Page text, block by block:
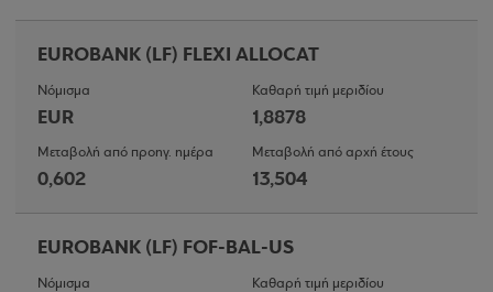
EUROBANK (LF) FLEXI ALLOCAT
Νόμισμα
EUR
Καθαρή τιμή μεριδίου
1,8878
Μεταβολή από προηγ. ημέρα
0,602
Μεταβολή από αρχή έτους
13,504
EUROBANK (LF) FOF-BAL-US
Νόμισμα Καθαρή τιμή μεριδίου